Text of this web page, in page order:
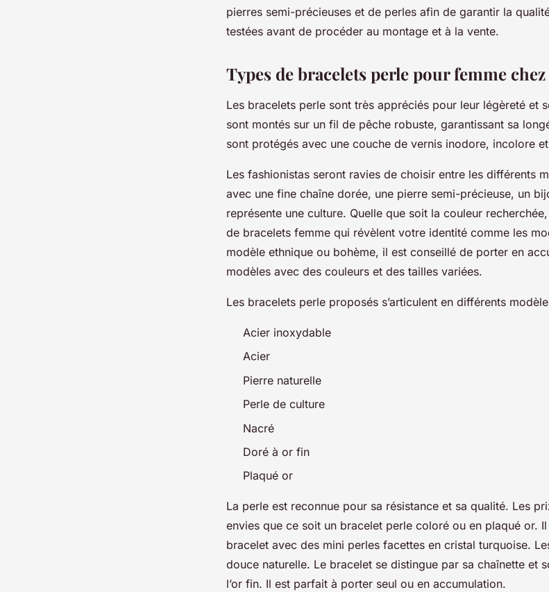
pierres semi-précieuses et de perles afin de garantir la
testées avant de procéder au montage et à la vente.
Types de bracelets perle pour femme
Les bracelets perle sont très appréciés pour leur légèreté et
sont montés sur un fil de pêche robuste, garantissant sa
sont protégés avec une couche de vernis inodore, incolore
Les fashionistas seront ravies de choisir entre les différents
avec une fine chaîne dorée, une pierre semi-précieuse, un
représente une culture. Quelle que soit la couleur
de bracelets femme qui révèlent votre identité comme les
modèle ethnique ou bohème, il est conseillé de porter en
modèles avec des couleurs et des tailles variées.
Les bracelets perle proposés s’articulent en différents
Acier inoxydable
Acier
Pierre naturelle
Perle de culture
Nacré
Doré à or fin
Plaqué or
La perle est reconnue pour sa résistance et sa qualité. Les
envies que ce soit un bracelet perle coloré ou en plaqué or.
bracelet avec des mini perles facettes en cristal turquoise.
douce naturelle. Le bracelet se distingue par sa chaînette et
l’or fin. Il est parfait à porter seul ou en accumulation.